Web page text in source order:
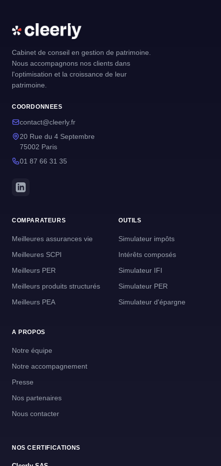
Cabinet de conseil en gestion de patrimoine.
Nous accompagnons nos clients dans
l'optimisation et la croissance de leur
patrimoine.
COORDONNEES
contact@cleerly.fr
20 Rue du 4 Septembre
75002 Paris
01 87 66 31 35
COMPARATEURS
Meilleures assurances vie
Meilleures SCPI
Meilleurs PER
Meilleurs produits structurés
Meilleurs PEA
OUTILS
Simulateur impôts
Intérêts composés
Simulateur IFI
Simulateur PER
Simulateur d'épargne
A PROPOS
Notre équipe
Notre accompagnement
Presse
Nos partenaires
Nous contacter
NOS CERTIFICATIONS